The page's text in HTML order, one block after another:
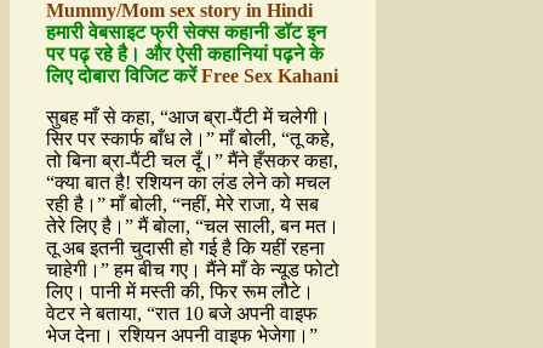
Mummy/Mom sex story in Hindi
हमारी वेबसाइट फ्री सेक्स कहानी डॉट इन
पर पढ़ रहे है। और ऐसी कहानियां पढ़ने के
लिए दोबारा विजिट करेंFree Sex Kahani
सुबह माँ से कहा, “आज ब्रा-पैंटी में चलेगी।
सिर पर स्कार्फ बाँध ले।” माँ बोली, “तू कहे,
तो बिना ब्रा-पैंटी चल दूँ।” मैंने हँसकर कहा,
“क्या बात है! रशियन का लंड लेने को मचल
रही है।” माँ बोली, “नहीं, मेरे राजा, ये सब
तेरे लिए है।” मैं बोला, “चल साली, बन मत।
तू अब इतनी चुदासी हो गई है कि यहीं रहना
चाहेगी।” हम बीच गए। मैंने माँ के न्यूड फोटो
लिए। पानी में मस्ती की, फिर रूम लौटे।
वेटर ने बताया, “रात 10 बजे अपनी वाइफ
भेज देना। रशियन अपनी वाइफ भेजेगा।”